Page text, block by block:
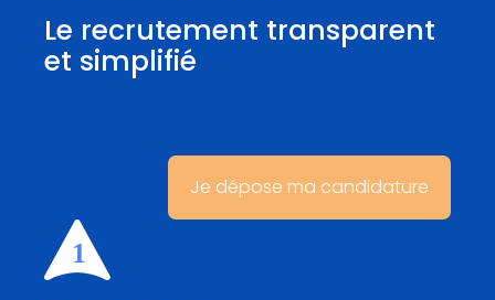
Le recrutement transparent
et simplifié
Je dépose ma candidature